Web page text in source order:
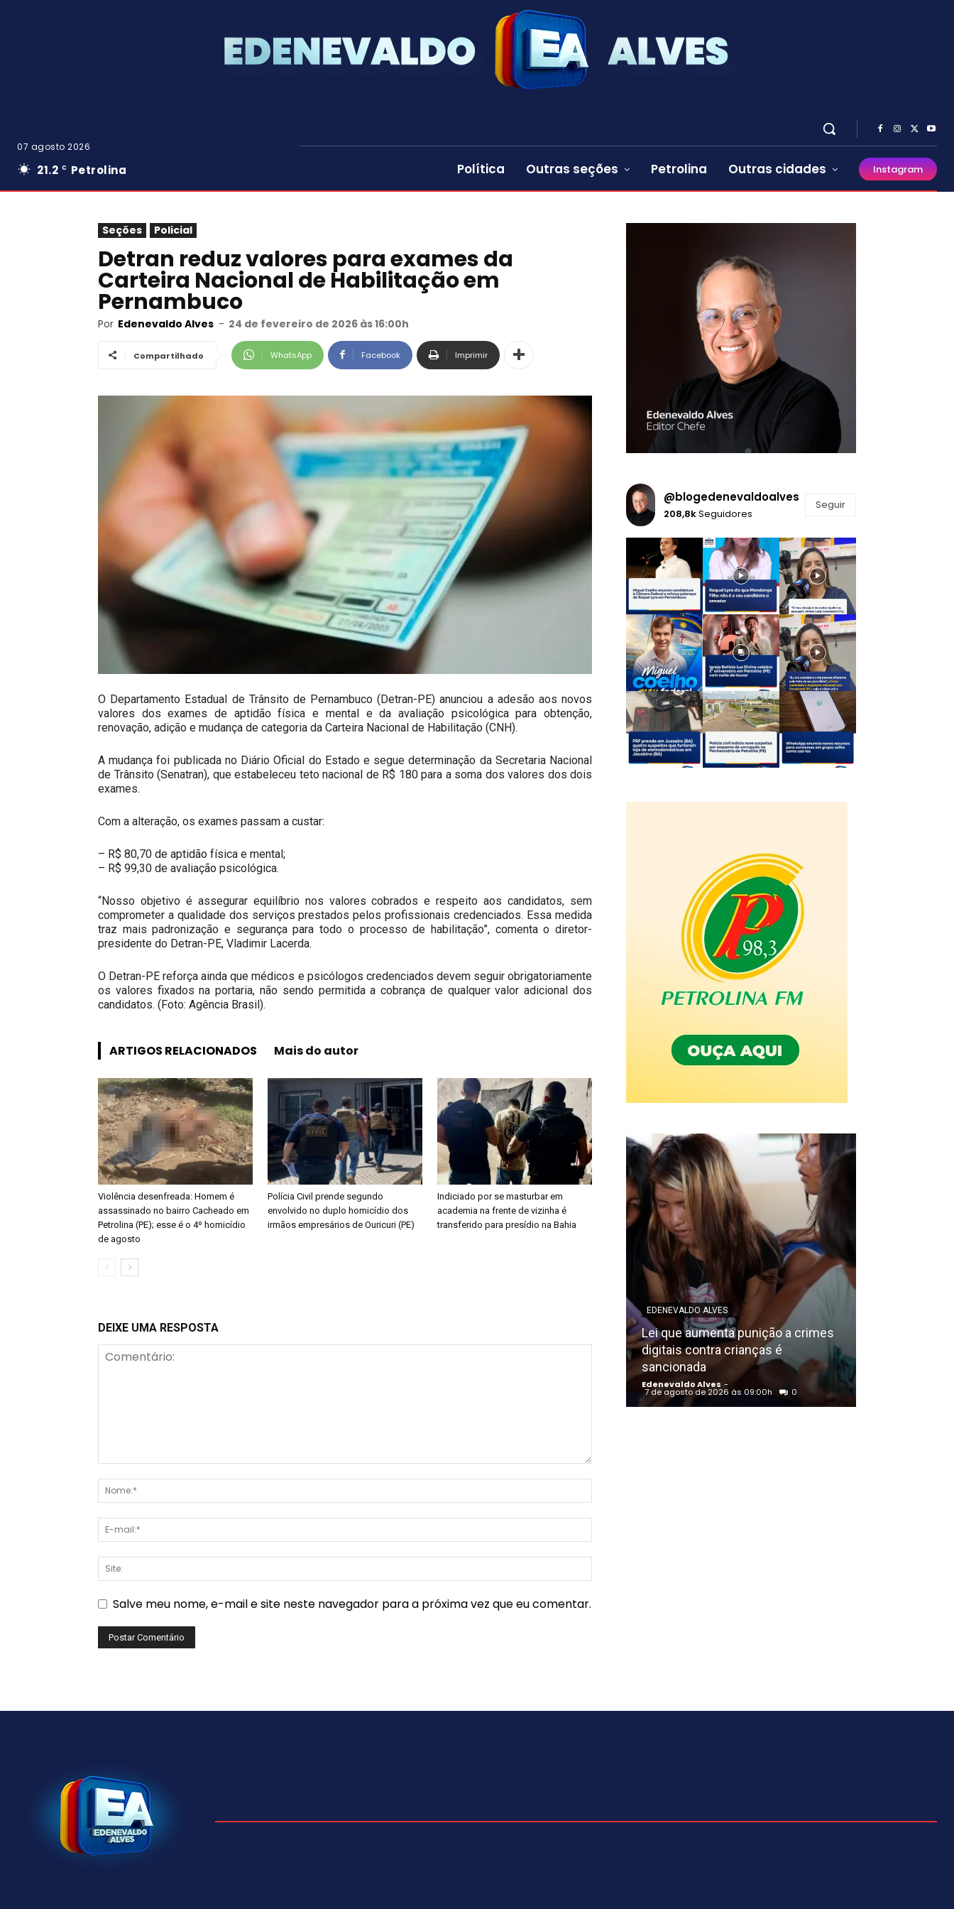
07 agosto 2026
21.2 C Petrolina Política Outras seções Petrolina Outras cidades Instagram
Seções Policial
Detran reduz valores para exames da
Carteira Nacional de Habilitação em
Pernambuco
Por Edenevaldo Alves - 24 de fevereiro de 2026 às 16:00h
Compartilhado WhatsApp Facebook Imprimir
O Departamento Estadual de Trânsito de Pernambuco (Detran-PE) anunciou a adesão aos novos
valores dos exames de aptidão física e mental e da avaliação psicológica para obtenção,
renovação, adição e mudança de categoria da Carteira Nacional de Habilitação (CNH).
A mudança foi publicada no Diário Oficial do Estado e segue determinação da Secretaria Nacional
de Trânsito (Senatran), que estabeleceu teto nacional de R$ 180 para a soma dos valores dos dois
exames.
Com a alteração, os exames passam a custar:
– R$ 80,70 de aptidão física e mental;
– R$ 99,30 de avaliação psicológica.
“Nosso objetivo é assegurar equilíbrio nos valores cobrados e respeito aos candidatos, sem
comprometer a qualidade dos serviços prestados pelos profissionais credenciados. Essa medida
traz mais padronização e segurança para todo o processo de habilitação”, comenta o diretor-
presidente do Detran-PE, Vladimir Lacerda.
O Detran-PE reforça ainda que médicos e psicólogos credenciados devem seguir obrigatoriamente
os valores fixados na portaria, não sendo permitida a cobrança de qualquer valor adicional dos
candidatos. (Foto: Agência Brasil).
ARTIGOS RELACIONADOS Mais do autor
Violência desenfreada: Homem é
assassinado no bairro Cacheado em
Petrolina (PE); esse é o 4º homicídio
de agosto
Polícia Civil prende segundo
envolvido no duplo homicídio dos
irmãos empresários de Ouricuri (PE)
Indiciado por se masturbar em
academia na frente de vizinha é
transferido para presídio na Bahia
DEIXE UMA RESPOSTA
Salve meu nome, e-mail e site neste navegador para a próxima vez que eu comentar.
@blogedenevaldoalves
208,8kSeguidores
Seguir
EDENEVALDO ALVES
Lei que aumenta punição a crimes
digitais contra crianças é
sancionada
Edenevaldo Alves -
7 de agosto de 2026 às 09:00h 0